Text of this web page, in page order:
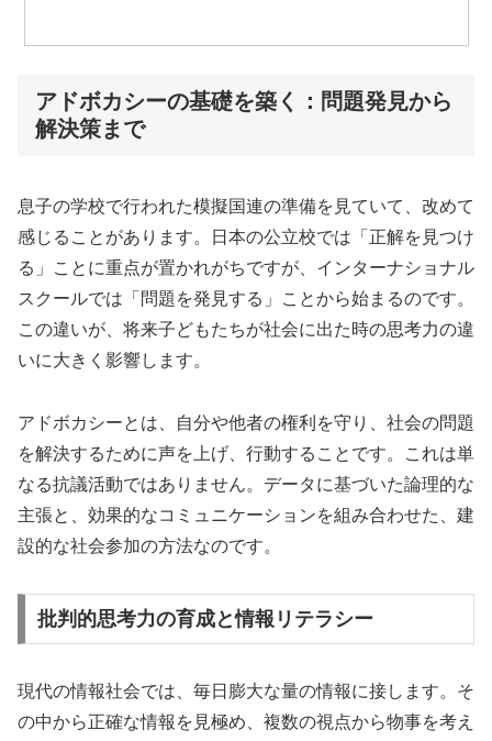
アドボカシーの基礎を築く：問題発見から
解決策まで
息子の学校で行われた模擬国連の準備を見ていて、改めて
感じることがあります。日本の公立校では「正解を見つけ
る」ことに重点が置かれがちですが、インターナショナル
スクールでは「問題を発見する」ことから始まるのです。
この違いが、将来子どもたちが社会に出た時の思考力の違
いに大きく影響します。
アドボカシーとは、自分や他者の権利を守り、社会の問題
を解決するために声を上げ、行動することです。これは単
なる抗議活動ではありません。データに基づいた論理的な
主張と、効果的なコミュニケーションを組み合わせた、建
設的な社会参加の方法なのです。
批判的思考力の育成と情報リテラシー
現代の情報社会では、毎日膨大な量の情報に接します。そ
の中から正確な情報を見極め、複数の視点から物事を考え